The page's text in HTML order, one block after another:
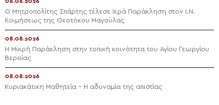
Ο Μητροπολίτης Σπάρτης τέλεσε Ιερά Παράκληση στον Ι.Ν.
Κοιμήσεως της Θεοτόκου Μαγούλας
08.08.2026
Η Μικρή Παράκληση στην τοπική κοινότητα του Αγίου Γεωργίου
Βεροίας
08.08.2026
Κυριακάτικη Μαθητεία – Η αδυναμία της απιστίας